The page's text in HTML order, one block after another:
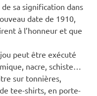
sa signification dans
date de 1910,
à l’honneur et que
peut être exécuté
nacre, schiste…
sur tonnières,
tee-shirts, en porte-